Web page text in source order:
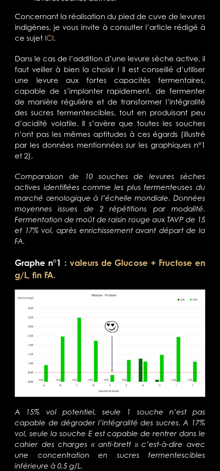
Concernant la réalisation du pied de cuve de levures
indigènes, je vous invite à consulter l’article rédigé à
ce sujet ICI.
Dans le cas de l’addition d’une levure sèche active, il
faut veiller à bien la choisir ! Il est conseillé d’utiliser
une levure aux fortes capacités fermentaires,
capable de s’implanter rapidement, de fermenter
de manière régulière et de transformer l’intégralité
des sucres fermentescibles, tout en produisant peu
d’acidité volatile. Il s’avère que toutes les souches
n’ont pas les mêmes aptitudes à ces égards (illustré
par les données mentionnées sur les graphiques n°1
et 2).
Comparaison de 10 souches de levures sèches
actives identifiées comme les plus fermenteuses du
marché œnologique à l’échelle mondiale. Données
moyennes issues de 2 répétitions par modalité.
Fermentation de moût de raisin rouge aux TAVP de 15
et 17% vol, après enrichissement avant départ de la
FA.
Graphe n°1 : valeurs de Glucose + Fructose en
g/L, fin FA.
A 15% vol potentiel, seule 1 souche n’est pas
capable de dégrader l’intégralité des sucres. A 17%
vol, seule la souche E est capable de rentrer dans le
cahier des charges « anti-brett » c’est-à-dire avec
une concentration en sucres fermentescibles
inférieure à 0,5 g/L.